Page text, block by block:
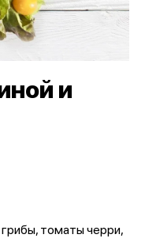
и
грибы, томаты черри,